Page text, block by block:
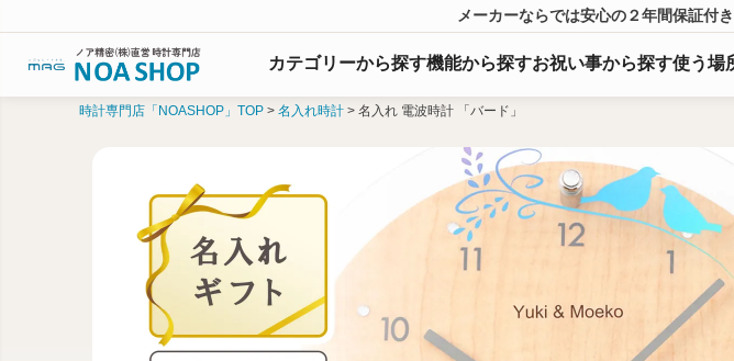
メーカーならでは安心の２年間保証付
カテゴリーから探す機能から探すお祝い事から探す使う場
時計専門店「NOASHOP」TOP 名入れ時計 名入れ 電波時計 「バード」